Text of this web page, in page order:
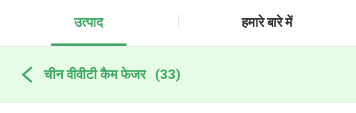
उत्पाद हमारे बारे में
चीन वीवीटी कैम फेजर (33)